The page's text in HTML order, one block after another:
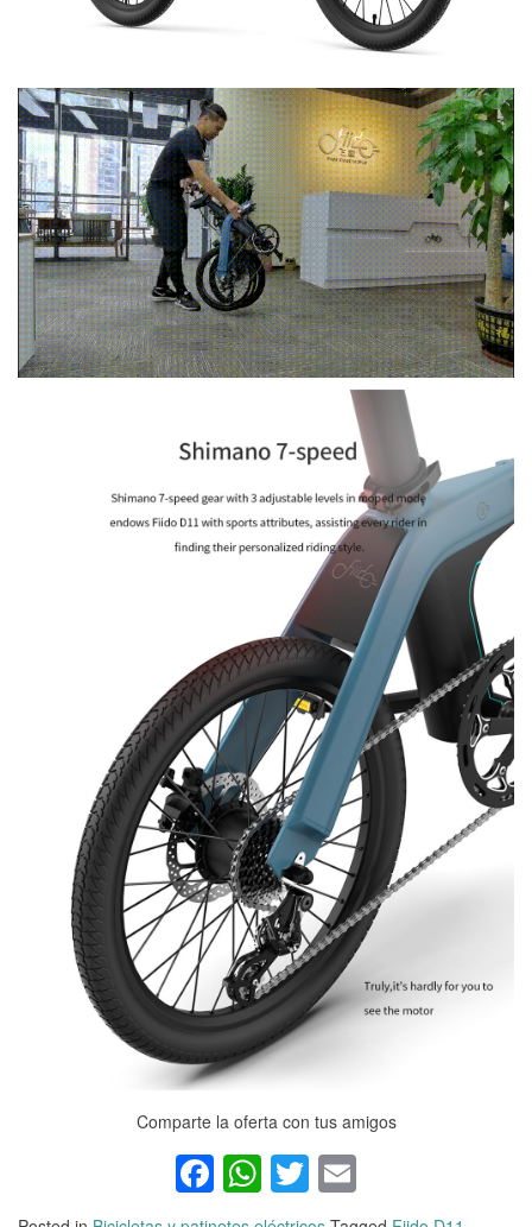
Comparte la oferta con tus amigos
Facebook
WhatsApp
Twitter